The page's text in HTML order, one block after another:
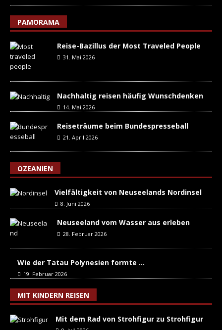
PAMORAMA
Reise-Bazillus der Most Traveled People
31. Mai 2026
Nachhaltig reisen häufig Wunschdenken
14. Mai 2026
Reiseträume beim Bundespresseball
21. April 2026
OZEANIEN
Vielfältigkeit von Neuseelands Nordinsel
8. Juni 2026
Neuseeland vom Wasser aus erleben
28. Februar 2026
Wie der Tatau Polynesien formte …
19. Februar 2026
MIT KINDERN REISEN
Mit dem Rad von Strohfigur zu Strohfigur